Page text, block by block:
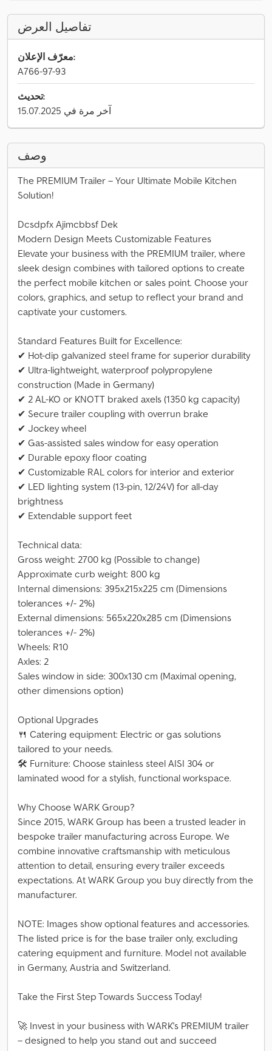
تفاصيل العرض
معرّف الإعلان:
A766-97-93
تحديث:
آخر مرة في 15.07.2025
وصف
The PREMIUM Trailer – Your Ultimate Mobile Kitchen
Solution!
Dcsdpfx Ajimcbbsf Dek
Modern Design Meets Customizable Features
Elevate your business with the PREMIUM trailer, where
sleek design combines with tailored options to create
the perfect mobile kitchen or sales point. Choose your
colors, graphics, and setup to reflect your brand and
captivate your customers.
Standard Features Built for Excellence:
✔ Hot-dip galvanized steel frame for superior durability
✔ Ultra-lightweight, waterproof polypropylene
construction (Made in Germany)
✔ 2 AL-KO or KNOTT braked axels (1350 kg capacity)
✔ Secure trailer coupling with overrun brake
✔ Jockey wheel
✔ Gas-assisted sales window for easy operation
✔ Durable epoxy floor coating
✔ Customizable RAL colors for interior and exterior
✔ LED lighting system (13-pin, 12/24V) for all-day
brightness
✔ Extendable support feet
Technical data:
Gross weight: 2700 kg (Possible to change)
Approximate curb weight: 800 kg
Internal dimensions: 395x215x225 cm (Dimensions
tolerances +/- 2%)
External dimensions: 565x220x285 cm (Dimensions
tolerances +/- 2%)
Wheels: R10
Axles: 2
Sales window in side: 300x130 cm (Maximal opening,
other dimensions option)
Optional Upgrades
🍴 Catering equipment: Electric or gas solutions
tailored to your needs.
🛠 Furniture: Choose stainless steel AISI 304 or
laminated wood for a stylish, functional workspace.
Why Choose WARK Group?
Since 2015, WARK Group has been a trusted leader in
bespoke trailer manufacturing across Europe. We
combine innovative craftsmanship with meticulous
attention to detail, ensuring every trailer exceeds
expectations. At WARK Group you buy directly from the
manufacturer.
NOTE: Images show optional features and accessories.
The listed price is for the base trailer only, excluding
catering equipment and furniture. Model not available
in Germany, Austria and Switzerland.
Take the First Step Towards Success Today!
🚀 Invest in your business with WARK's PREMIUM trailer
– designed to help you stand out and succeed